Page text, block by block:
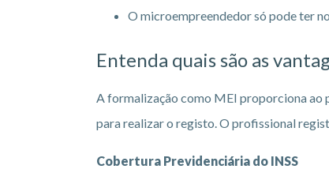
O microempreendedor só pode ter
Entenda quais são as
A formalização como MEI proporciona ao
para realizar o registo. O profissional
Cobertura Previdenciária do INSS